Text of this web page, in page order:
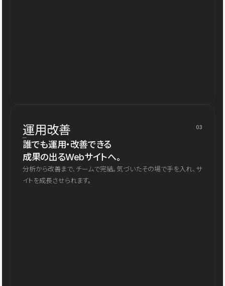
運用改善 03
誰でも運用・改善できる
成果の出るWebサイトへ。
分析から改善まで、チームで完結。気づいたその場で手を入れ、サ
イトを成長させられます。